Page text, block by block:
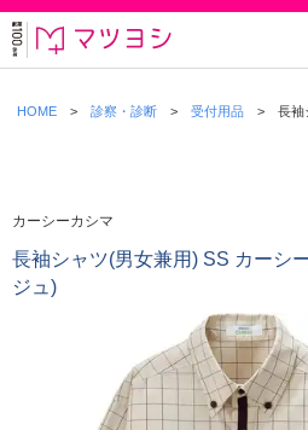
HOME 診察・診断 受付用品 長袖
カーシーカシマ
長袖シャツ(男女兼用) SS カーシ
ジュ)